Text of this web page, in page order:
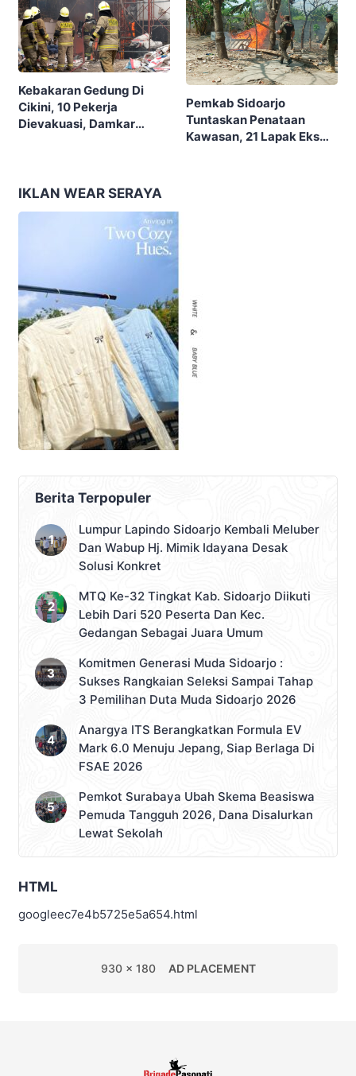
Kebakaran Gedung Di
Cikini, 10 Pekerja
Dievakuasi, Damkar
Pemkab Sidoarjo
Tuntaskan Penataan
Kawasan, 21 Lapak Eks
IKLAN WEAR SERAYA
Berita Terpopuler
Lumpur Lapindo Sidoarjo Kembali Meluber
Dan Wabup Hj. Mimik Idayana Desak
Solusi Konkret
MTQ Ke-32 Tingkat Kab. Sidoarjo Diikuti
Lebih Dari 520 Peserta Dan Kec.
Gedangan Sebagai Juara Umum
Komitmen Generasi Muda Sidoarjo :
Sukses Rangkaian Seleksi Sampai Tahap
3 Pemilihan Duta Muda Sidoarjo 2026
Anargya ITS Berangkatkan Formula EV
Mark 6.0 Menuju Jepang, Siap Berlaga Di
FSAE 2026
Pemkot Surabaya Ubah Skema Beasiswa
Pemuda Tangguh 2026, Dana Disalurkan
Lewat Sekolah
HTML
googleec7e4b5725e5a654.html
930 x 180 AD PLACEMENT